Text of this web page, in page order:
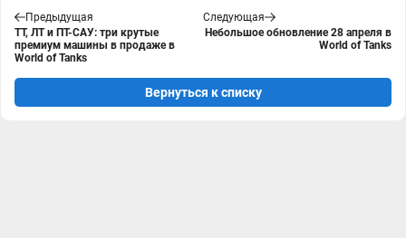
Предыдущая
ТТ, ЛТ и ПТ-САУ: три крутые
премиум машины в продаже в
World of Tanks
Следующая
Небольшое обновление 28 апреля в
World of Tanks
Вернуться к списку